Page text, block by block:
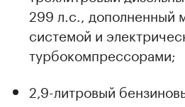
299 л.с., дополненный
системой и
турбокомпрессорами;
2,9-литровый